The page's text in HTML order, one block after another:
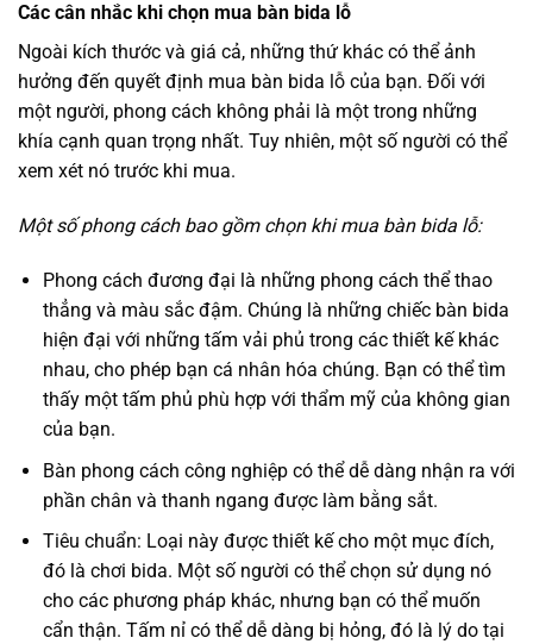
Các cân nhắc khi chọn mua bàn bida lỗ
Ngoài kích thước và giá cả, những thứ khác có thể ảnh
hưởng đến quyết định mua bàn bida lỗ của bạn. Đối với
một người, phong cách không phải là một trong những
khía cạnh quan trọng nhất. Tuy nhiên, một số người có thể
xem xét nó trước khi mua.
Một số phong cách bao gồm chọn khi mua bàn bida lỗ:
Phong cách đương đại là những phong cách thể thao
thẳng và màu sắc đậm. Chúng là những chiếc bàn bida
hiện đại với những tấm vải phủ trong các thiết kế khác
nhau, cho phép bạn cá nhân hóa chúng. Bạn có thể tìm
thấy một tấm phủ phù hợp với thẩm mỹ của không gian
của bạn.
Bàn phong cách công nghiệp có thể dễ dàng nhận ra với
phần chân và thanh ngang được làm bằng sắt.
Tiêu chuẩn: Loại này được thiết kế cho một mục đích,
đó là chơi bida. Một số người có thể chọn sử dụng nó
cho các phương pháp khác, nhưng bạn có thể muốn
cẩn thận. Tấm nỉ có thể dễ dàng bị hỏng, đó là lý do tại